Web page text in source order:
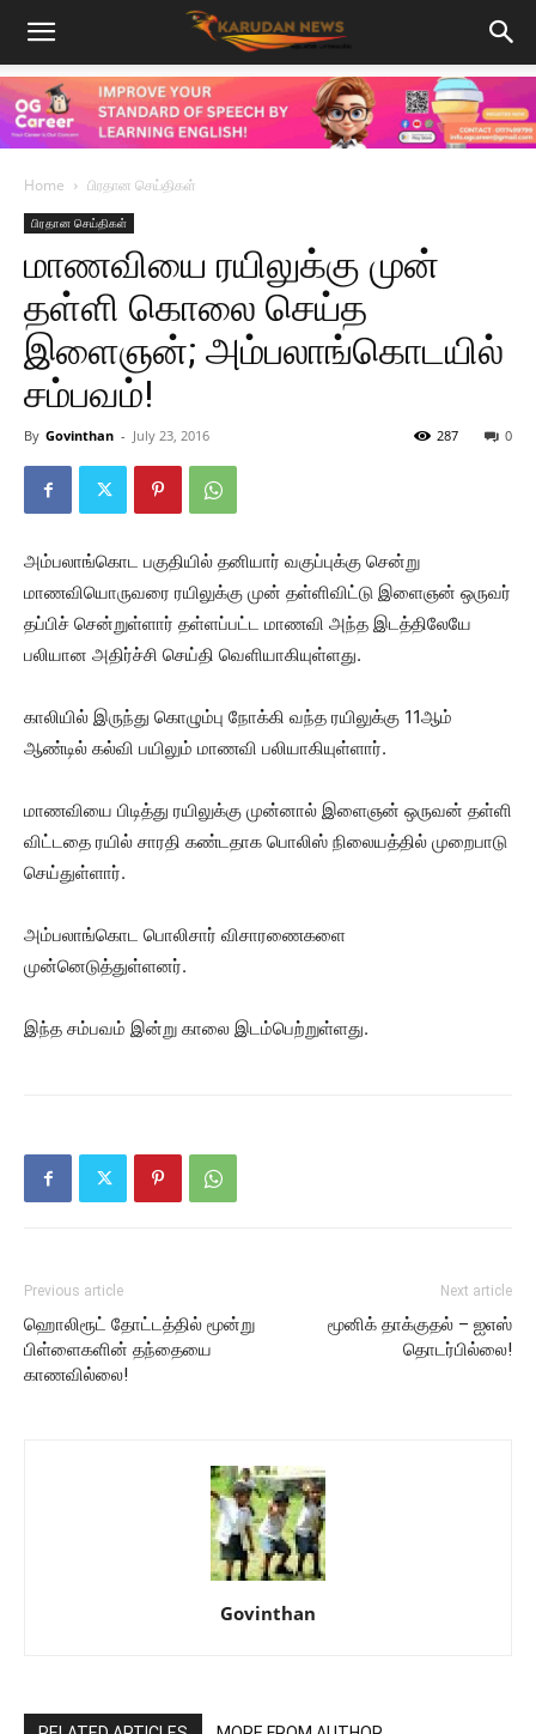
Home பிரதான செய்திகள்
பிரதான செய்திகள்
மாணவியை ரயிலுக்கு முன்
தள்ளி கொலை செய்த
இளைஞன்; அம்பலாங்கொடயில்
சம்பவம்!
By Govinthan - July 23, 2016 0
287
அம்பலாங்கொட பகுதியில் தனியார் வகுப்புக்கு சென்று
மாணவியொருவரை ரயிலுக்கு முன் தள்ளிவிட்டு இளைஞன் ஒருவர்
தப்பிச் சென்றுள்ளார் தள்ளப்பட்ட மாணவி அந்த இடத்திலேயே
பலியான அதிர்ச்சி செய்தி வெளியாகியுள்ளது.
காலியில் இருந்து கொழும்பு நோக்கி வந்த ரயிலுக்கு 11ஆம்
ஆண்டில் கல்வி பயிலும் மாணவி பலியாகியுள்ளார்.
மாணவியை பிடித்து ரயிலுக்கு முன்னால் இளைஞன் ஒருவன் தள்ளி
விட்டதை ரயில் சாரதி கண்டதாக பொலிஸ் நிலையத்தில் முறைபாடு
செய்துள்ளார்.
அம்பலாங்கொட பொலிசார் விசாரணைகளை
முன்னெடுத்துள்ளனர்.
இந்த சம்பவம் இன்று காலை இடம்பெற்றுள்ளது.
Previous article
ஹொலிரூட் தோட்டத்தில் மூன்று
பிள்ளைகளின் தந்தையை
காணவில்லை!
Next article
மூனிக் தாக்குதல் – ஐஎஸ்
தொடர்பில்லை!
Govinthan